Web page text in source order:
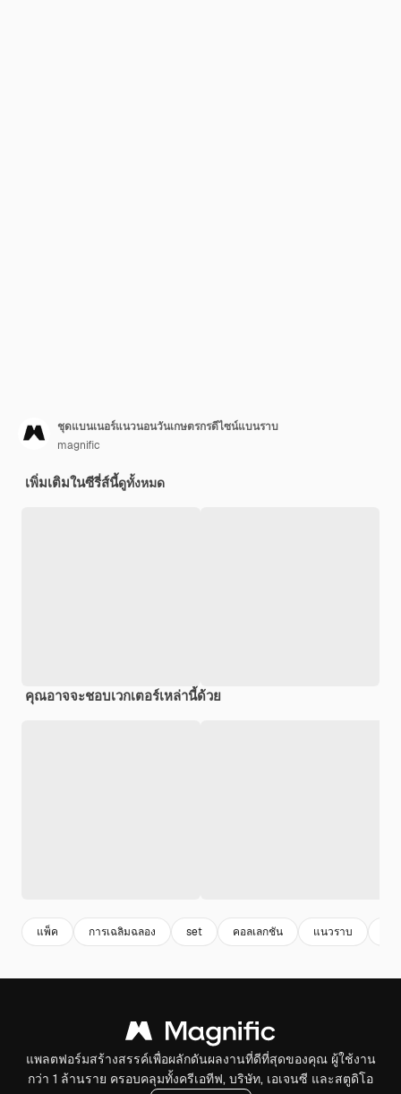
ชุดแบนเนอร์แนวนอนวันเกษตรกรดีไซน์แบนราบ
magnific
เพิ่มเติมในซีรี่ส์นี้ดูทั้งหมด
คุณอาจจะชอบเวกเตอร์เหล่านี้ด้วย
แพ็ค การเฉลิมฉลอง set คอลเลกชัน แนวราบ
แพลตฟอร์มสร้างสรรค์เพื่อผลักดันผลงานที่ดีที่สุดของคุณ ผู้ใช้งาน
กว่า 1 ล้านราย ครอบคลุมทั้งครีเอทีฟ, บริษัท, เอเจนซี และสตูดิโอ